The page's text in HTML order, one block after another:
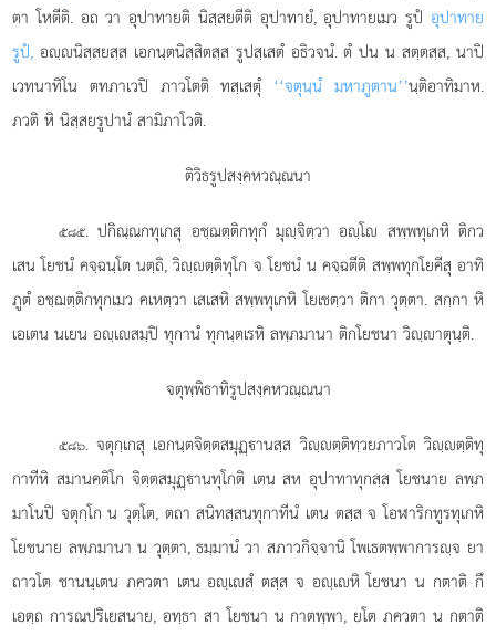
ตา โหตีติ. อถ วา อุปาทายติ นิสฺสยตีติ อุปาทายํ, อุปาทายเมว รูปํ อุปาทาย
รูปํ, อฺนิสฺสยสฺส เอกนฺตนิสฺสิตสฺส รูปสฺเสตํ อธิวจนํ. ตํ ปน น สตฺตสฺส, นาปิ
เวทนาทิโน ตทภาเวปิ ภาวโตติ ทสฺเสตุํ ‘‘จตุนฺนํ มหาภูตาน’’นฺติอาทิมาห.
ภวติ หิ นิสฺสยรูปานํ สามิภาโวติ.
ติวิธรูปสงฺคหวณฺณนา
๕๘๕. ปกิณฺณกทุเกสุ อชฺฌตฺติกทุกํ มุฺจิตฺวา อฺโ สพฺพทุเกหิ ติกว
เสน โยชนํ คจฺฉนฺโต นตฺถิ, วิฺตฺติทุโก จ โยชนํ น คจฺฉตีติ สพฺพทุกโยคีสุ อาทิ
ภูตํ อชฺฌตฺติกทุกเมว คเหตฺวา เสเสหิ สพฺพทุเกหิ โยเชตฺวา ติกา วุตฺตา. สกฺกา หิ
เอเตน นเยน อฺเสมฺปิ ทุกานํ ทุกนฺตเรหิ ลพฺภมานา ติกโยชนา วิฺาตุนฺติ.
จตุพฺพิธาทิรูปสงฺคหวณฺณนา
๕๘๖. จตุกฺเกสุ เอกนฺตจิตฺตสมุฏฺานสฺส วิฺตฺติทฺวยภาวโต วิฺตฺติทุ
กาทีหิ สมานคติโก จิตฺตสมุฏฺานทุโกติ เตน สห อุปาทาทุกสฺส โยชนาย ลพฺภ
มาโนปิ จตุกฺโก น วุตฺโต, ตถา สนิทสฺสนทุกาทีนํ เตน ตสฺส จ โอฬาริกทูรทุเกหิ
โยชนาย ลพฺภมานา น วุตฺตา, ธมฺมานํ วา สภาวกิจฺจานิ โพเธตพฺพาการฺจ ยา
ถาวโต ชานนฺเตน ภควตา เตน อฺเสํ ตสฺส จ อฺเหิ โยชนา น กตาติ กึ
เอตฺถ การณปริเยสนาย, อทฺธา สา โยชนา น กาตพฺพา, ยโต ภควตา น กตาติ